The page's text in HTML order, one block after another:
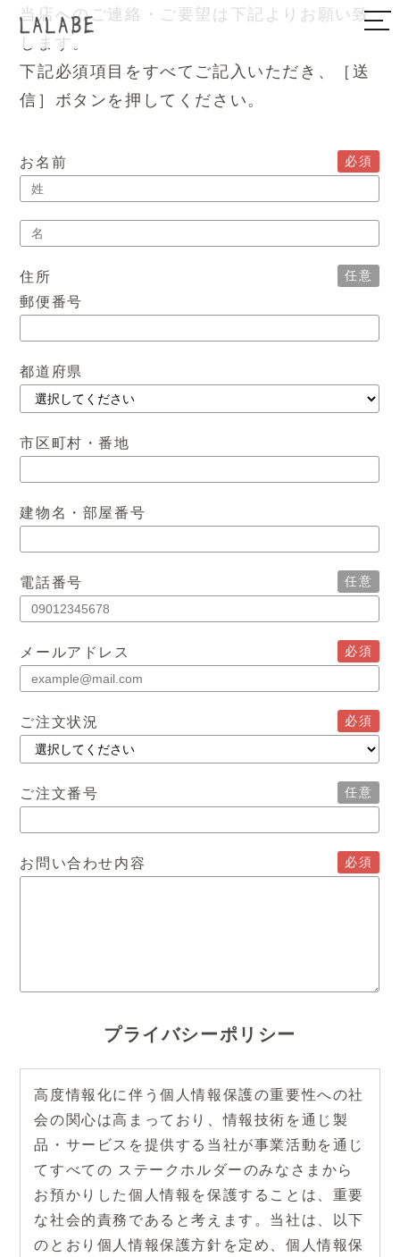
当店へのご連絡・ご要望は下記よりお願い致
します。
下記必須項目をすべてご記入いただき、［送
信］ボタンを押してください。
お名前 必須
住所 任意
郵便番号
都道府県
市区町村・番地
建物名・部屋番号
電話番号 任意
メールアドレス 必須
ご注文状況 必須
ご注文番号 任意
お問い合わせ内容 必須
プライバシーポリシー
高度情報化に伴う個人情報保護の重要性への社
会の関心は高まっており、情報技術を通じ製
品・サービスを提供する当社が事業活動を通じ
てすべての ステークホルダーのみなさまから
お預かりした個人情報を保護することは、重要
な社会的責務であると考えます。当社は、以下
のとおり個人情報保護方針を定め、個人情報保